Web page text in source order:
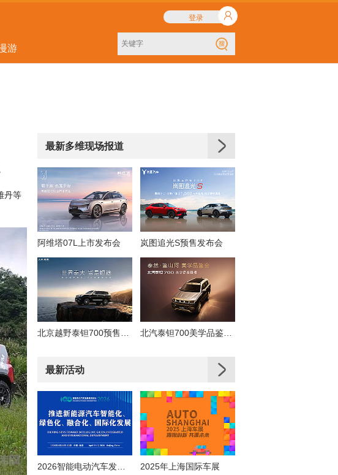
游
登录
丹等
最新多维现场报道
阿维塔07L上市发布会 岚图追光S预售发布会
北汽泰钽700美学品鉴直播
最新活动
2025年上海国际车展